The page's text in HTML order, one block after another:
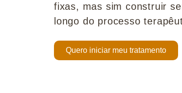
fixas, mas sim construir
longo do processo
Quero iniciar meu tratamento